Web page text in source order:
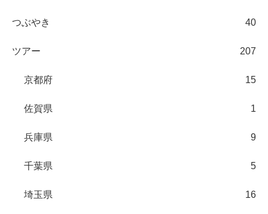
つぶやき 40
ツアー 207
京都府 15
佐賀県 1
兵庫県 9
千葉県 5
埼玉県 16